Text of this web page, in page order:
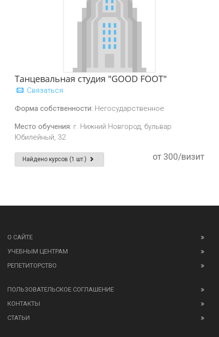
Танцевальная студия "GOOD FOOT"
Связаться
Форма собственности: Негосударственное
Место обучения: г. Нижний Новгород, бульвар
Юбилейный, 32
Найдено курсов (1 шт.) от 300/визит
О САЙТЕ
УЧЕБНЫМ ЦЕНТРАМ
РЕПЕТИТОРСТВО
ПОЛЬЗОВАТЕЛЬСКОЕ СОГЛАШЕНИЕ
КОНТАКТЫ
СТАТЬИ